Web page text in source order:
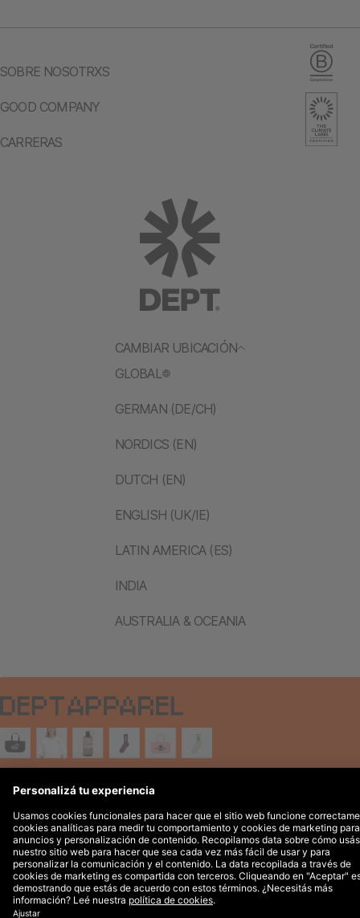
CAMBIAR UBICACIÓN
GLOBAL
GERMAN (DE/CH)
NORDICS (EN)
DUTCH (EN)
ENGLISH (UK/IE)
LATIN AMERICA (ES)
INDIA
AUSTRALIA & OCEANIA
SOBRE NOSOTRXS
GOOD COMPANY
CARRERAS
Avisos legales © 2026 DEPT